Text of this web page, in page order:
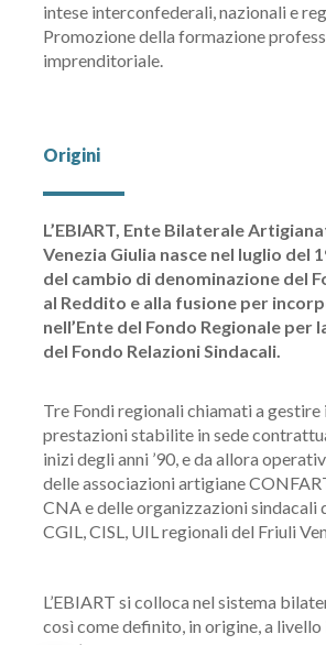
intese interconfederali, nazionali e
Promozione della formazione
imprenditoriale.
Origini
L’EBIART, Ente Bilaterale
Venezia Giulia nasce nel luglio del
del cambio di denominazione del
al Reddito e alla fusione per
nell’Ente del Fondo Regionale per
del Fondo Relazioni Sindacali.
Tre Fondi regionali chiamati a
prestazioni stabilite in sede
inizi degli anni ’90, e da allora
delle associazioni artigiane
CNA e delle organizzazioni sindacali
CGIL, CISL, UIL regionali del Friuli
L’EBIART si colloca nel sistema
così come definito, in origine, a